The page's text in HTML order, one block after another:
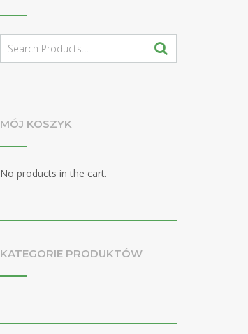
for:
MÓJ KOSZYK
No products in the cart.
KATEGORIE PRODUKTÓW